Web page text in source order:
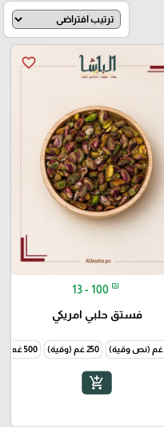
favorite_border
13 - 100 ₪
فستق حلبي امريكي
250 غم (وقية) 500 غم (نص كيلو)
add_shopping_cart